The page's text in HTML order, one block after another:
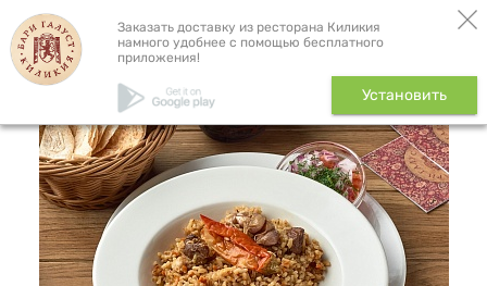
Заказать доставку из ресторана Киликия
намного удобнее с помощью бесплатного
приложения!
Установить
Плов домашний, 300 г
Доставка